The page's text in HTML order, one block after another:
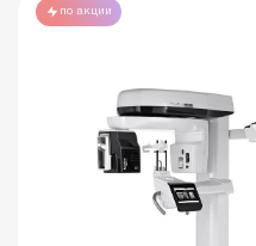
по акции